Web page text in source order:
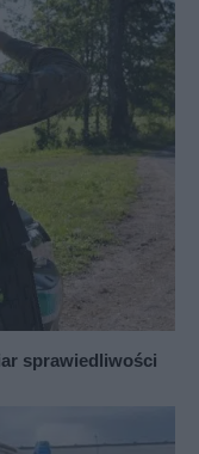
sprawiedliwości